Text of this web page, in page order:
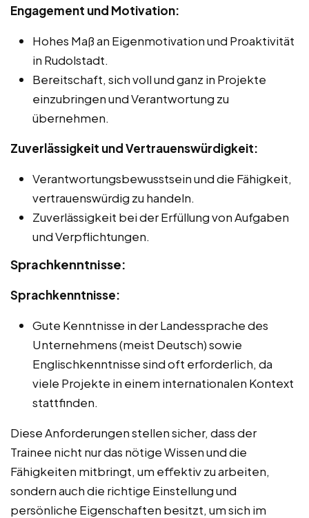
Engagement und Motivation:
Hohes Maß an Eigenmotivation und Proaktivität
in Rudolstadt.
Bereitschaft, sich voll und ganz in Projekte
einzubringen und Verantwortung zu
übernehmen.
Zuverlässigkeit und Vertrauenswürdigkeit:
Verantwortungsbewusstsein und die Fähigkeit,
vertrauenswürdig zu handeln.
Zuverlässigkeit bei der Erfüllung von Aufgaben
und Verpflichtungen.
Sprachkenntnisse:
Sprachkenntnisse:
Gute Kenntnisse in der Landessprache des
Unternehmens (meist Deutsch) sowie
Englischkenntnisse sind oft erforderlich, da
viele Projekte in einem internationalen Kontext
stattfinden.
Diese Anforderungen stellen sicher, dass der
Trainee nicht nur das nötige Wissen und die
Fähigkeiten mitbringt, um effektiv zu arbeiten,
sondern auch die richtige Einstellung und
persönliche Eigenschaften besitzt, um sich im